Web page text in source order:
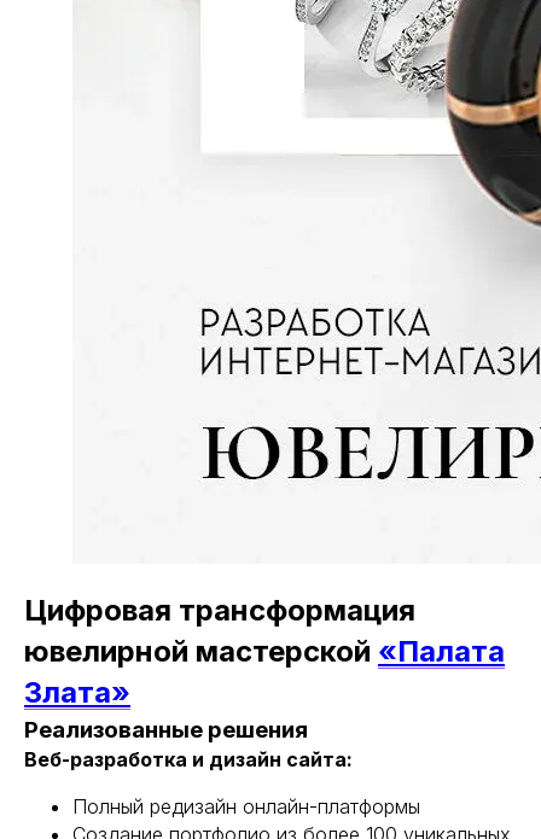
Цифровая трансформация
ювелирной мастерской «Палата
Злата»
Реализованные решения
Веб-разработка и дизайн сайта:
Полный редизайн онлайн-платформы
Создание портфолио из более 100 уникальных